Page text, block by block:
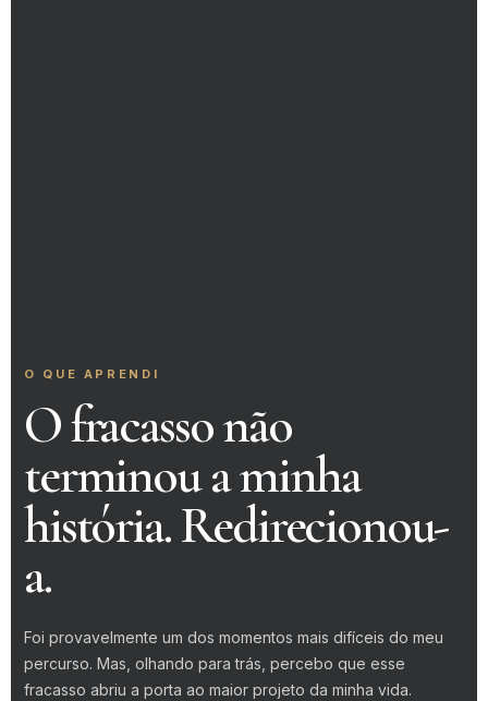
O QUE APRENDI
O fracasso não
terminou a minha
história. Redirecionou-
a.
Foi provavelmente um dos momentos mais difíceis do meu
percurso. Mas, olhando para trás, percebo que esse
fracasso abriu a porta ao maior projeto da minha vida.